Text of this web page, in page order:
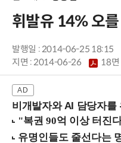
휘발유 14% 오
발행일 : 2014-06-25 18:15
지면 :2014-06-26 18면
비개발자와 AI 담당자를 위한 하네스